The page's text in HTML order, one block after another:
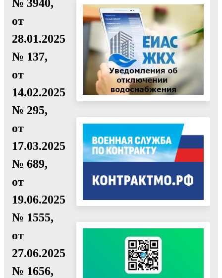
№ 3940,
от
28.01.2025
№ 137,
от
14.02.2025
№ 295,
от
17.03.2025
№ 689,
от
19.06.2025
№ 1555,
от
27.06.2025
№ 1656,